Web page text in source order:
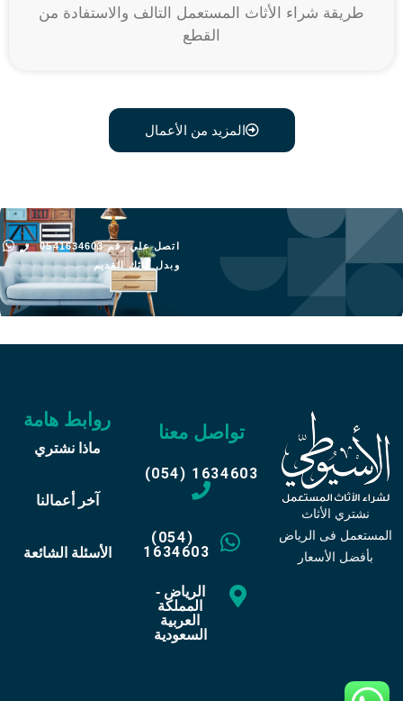
طريقة شراء الأثاث المستعمل التالف والاستفادة من
القطع
المزيد من الأعمال
اتصل علي رقم 0541634603
وبدل أثاثك القديم
روابط هامة
ماذا نشتري
آخر أعمالنا
الأسئلة الشائعة
تواصل معنا
(054) 1634603
(054)
1634603
الرياض -
المملكة
العربية
السعودية
نشتري الأثاث
المستعمل فى الرياض
بأفضل الأسعار